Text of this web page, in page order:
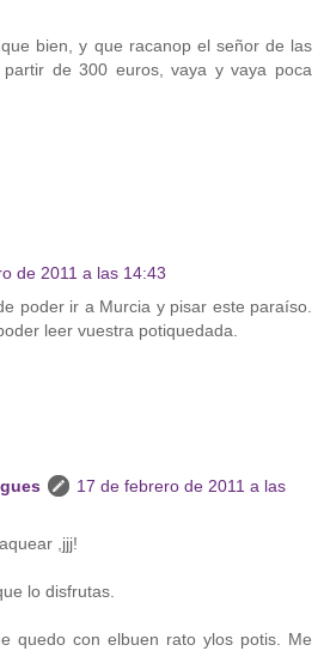
bien, y que racanop el señor de las
de 300 euros, vaya y vaya poca
de 2011 a las 14:43
poder ir a Murcia y pisar este paraíso.
leer vuestra potiquedada.
17 de febrero de 2011 a las
,jjj!
lo disfrutas.
quedo con elbuen rato ylos potis. Me